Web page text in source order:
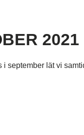
2021
september lät vi